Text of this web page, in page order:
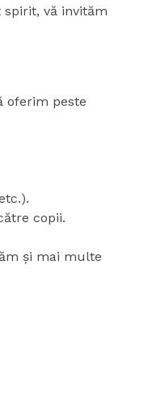
vă invităm
oferim peste
copii.
și mai multe